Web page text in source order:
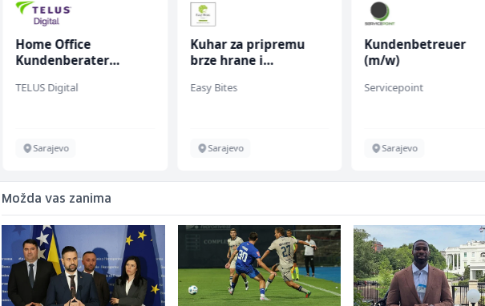
Home Office
Kundenberater
TELUS Digital
Sarajevo
Kuhar za pripremu
brze hrane i
ž)
Easy Bites
Sarajevo
Kundenbetreuer
(m/w)
Servicepoint
Sarajevo
Možda vas zanima